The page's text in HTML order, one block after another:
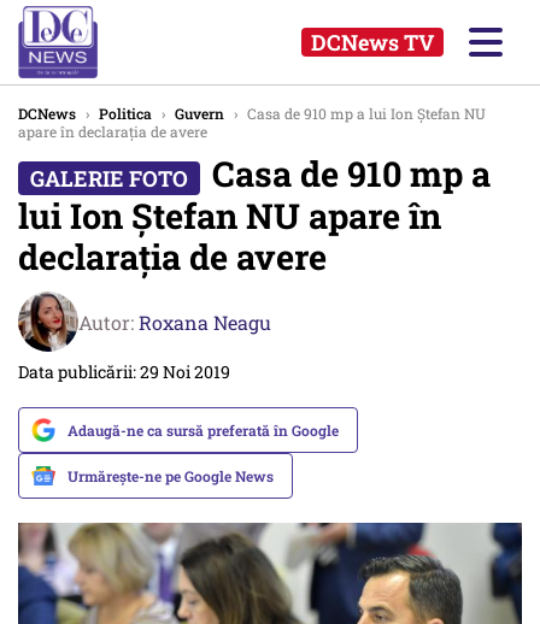
DCNews TV
DCNews › Politica › Guvern › Casa de 910 mp a lui Ion Ștefan NU
apare în declarația de avere
Casa de 910 mp a
lui Ion Ștefan NU apare în
declarația de avere
Autor:Roxana Neagu
Data publicării: 29 Noi 2019
Adaugă-ne ca sursă preferată în Google
Urmărește-ne pe Google News